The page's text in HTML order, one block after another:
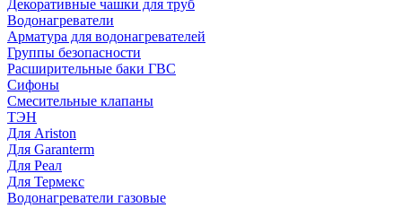
Декоративные чашки для труб
Водонагреватели
Арматура для водонагревателей
Группы безопасности
Расширительные баки ГВС
Сифоны
Смесительные клапаны
ТЭН
Для Ariston
Для Garanterm
Для Реал
Для Термекс
Водонагреватели газовые